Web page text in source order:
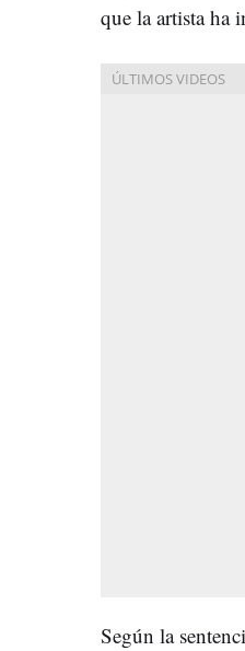
que la artista ha
Según la